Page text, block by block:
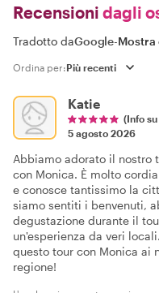
Recensioni dagli
Tradotto daGoogle-
Ordina per:
Katie
(Info
5 agosto 2026
Abbiamo adorato il nostro
con Monica. È molto
e conosce tantissimo la
siamo sentiti i benvenuti,
degustazione durante il
un'esperienza da veri
questo tour con Monica ai
regione!